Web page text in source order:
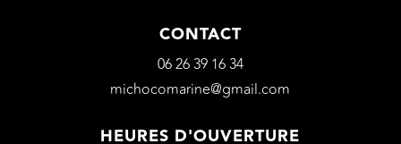
CONTACT
06 26 39 16 34
michocomarine@gmail.com
HEURES D'OUVERTURE